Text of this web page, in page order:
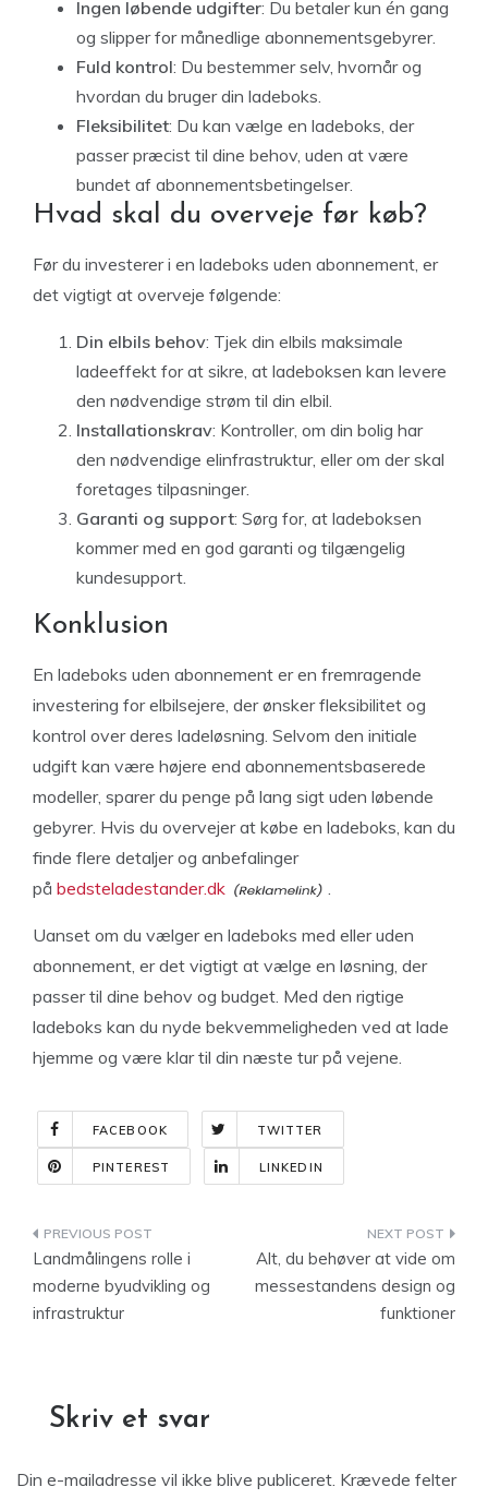
Ingen løbende udgifter: Du betaler kun én gang
og slipper for månedlige abonnementsgebyrer.
Fuld kontrol: Du bestemmer selv, hvornår og
hvordan du bruger din ladeboks.
Fleksibilitet: Du kan vælge en ladeboks, der
passer præcist til dine behov, uden at være
bundet af abonnementsbetingelser.
Hvad skal du overveje før køb?
Før du investerer i en ladeboks uden abonnement, er
det vigtigt at overveje følgende:
Din elbils behov: Tjek din elbils maksimale
ladeeffekt for at sikre, at ladeboksen kan levere
den nødvendige strøm til din elbil.
Installationskrav: Kontroller, om din bolig har
den nødvendige elinfrastruktur, eller om der skal
foretages tilpasninger.
Garanti og support: Sørg for, at ladeboksen
kommer med en god garanti og tilgængelig
kundesupport.
Konklusion
En ladeboks uden abonnement er en fremragende
investering for elbilsejere, der ønsker fleksibilitet og
kontrol over deres ladeløsning. Selvom den initiale
udgift kan være højere end abonnementsbaserede
modeller, sparer du penge på lang sigt uden løbende
gebyrer. Hvis du overvejer at købe en ladeboks, kan du
finde flere detaljer og anbefalinger
på bedsteladestander.dk .
Uanset om du vælger en ladeboks med eller uden
abonnement, er det vigtigt at vælge en løsning, der
passer til dine behov og budget. Med den rigtige
ladeboks kan du nyde bekvemmeligheden ved at lade
hjemme og være klar til din næste tur på vejene.
FACEBOOK TWITTER
PINTEREST LINKEDIN
Indlægsnavigation
Landmålingens rolle i
moderne byudvikling og
infrastruktur
Alt, du behøver at vide om
messestandens design og
funktioner
Skriv et svar
Din e-mailadresse vil ikke blive publiceret. Krævede felter